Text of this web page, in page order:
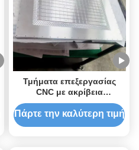
Τμήματα επεξεργασίας
CNC με ακρίβεια
Προμηθευτές εργοστασίων
Επεξεργασία μεγάλων
Πάρτε την καλύτερη τιμή